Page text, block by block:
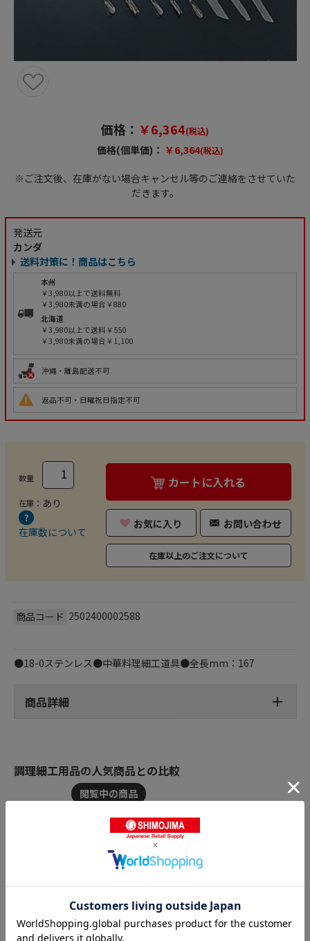
価格： ￥6,364(税込)
価格(個単価)： ￥6,364(税込)
※ご注文後、在庫がない場合キャンセル等のご連絡をさせていた
だきます。
発送元
カンダ
送料対策に！商品はこちら
本州
￥3,980以上で送料無料
￥3,980未満の場合￥880
北海道
￥3,980以上で送料￥550
￥3,980未満の場合￥1,100
沖縄・離島配送不可
返品不可・日曜祝日指定不可
数量
在庫： あり
在庫数について
カートに入れる
お気に入り お問い合わせ
在庫以上のご注文について
商品コード 2502400002588
●18-0ステンレス●中華料理細工道具●全長mm：167
商品詳細
調理細工用品の人気商品との比較
HG ST細工セット 17
本組 1個（ご注文単位
1個）【直送品】